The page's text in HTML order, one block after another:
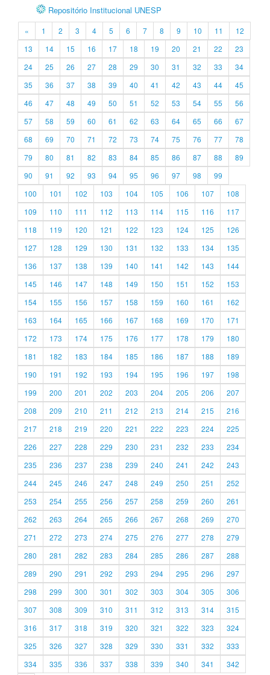
Repositório Institucional UNESP
« 1 2 3 4 5 6 7 8 9 10 11
12
13
14 15 16 17 18 19 20 21 22
23
24
25 26 27 28 29 30 31 32 33
34
35
36 37 38 39 40 41 42 43 44
45
46
47 48 49 50 51 52 53 54 55
56
57
58 59 60 61 62 63 64 65 66
67
68
69 70 71 72 73 74 75 76 77
78
79
80 81 82 83 84 85 86 87 88
89
90
91 92 93 94 95 96 97 98
99
100
101 102 103 104 105 106 107
108
109
110 111 112 113 114 115 116
117
118
119 120 121 122 123 124 125
126
127
128 129 130 131 132 133 134
135
136
137 138 139 140 141 142 143
144
145
146 147 148 149 150 151 152
153
154
155 156 157 158 159 160 161
162
163
164 165 166 167 168 169 170
171
172
173 174 175 176 177 178 179
180
181
182 183 184 185 186 187 188
189
190
191 192 193 194 195 196 197
198
199
200 201 202 203 204 205 206
207
208
209 210 211 212 213 214 215
216
217
218 219 220 221 222 223 224
225
226
227 228 229 230 231 232 233
234
235
236 237 238 239 240 241 242
243
244
245 246 247 248 249 250 251
252
253
254 255 256 257 258 259 260
261
262
263 264 265 266 267 268 269
270
271
272 273 274 275 276 277 278
279
280
281 282 283 284 285 286 287
288
289
290 291 292 293 294 295 296
297
298
299 300 301 302 303 304 305
306
307
308 309 310 311 312 313 314
315
316
317 318 319 320 321 322 323
324
325
326 327 328 329 330 331 332
333
334
335 336 337 338 339 340 341 342